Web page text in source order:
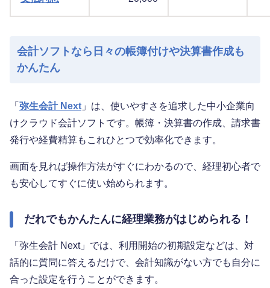
会計ソフトなら日々の帳簿付けや決算書作成も
かんたん
「 弥生会計 Next 」は、使いやすさを追求した中小企業向
けクラウド会計ソフトです。帳簿・決算書の作成、請求書
発行や経費精算もこれひとつで効率化できます。
画面を見れば操作方法がすぐにわかるので、経理初心者で
も安心してすぐに使い始められます。
だれでもかんたんに経理業務がはじめられる！
「弥生会計 Next」では、利用開始の初期設定などは、対
話的に質問に答えるだけで、会計知識がない方でも自分に
合った設定を行うことができます。